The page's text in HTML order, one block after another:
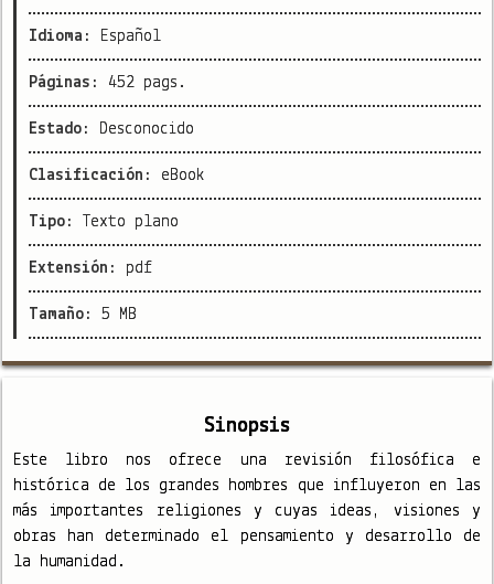
Idioma: Español
Páginas: 452 pags.
Estado: Desconocido
Clasificación: eBook
Tipo: Texto plano
Extensión: pdf
Tamaño:5 MB
Sinopsis
Este libro nos ofrece una revisión filosófica e
histórica de los grandes hombres que influyeron en las
más importantes religiones y cuyas ideas, visiones y
obras han determinado el pensamiento y desarrollo de
la humanidad.